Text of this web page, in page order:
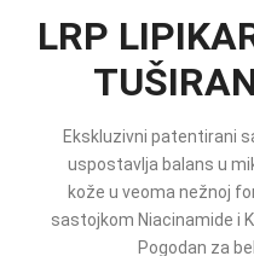
LRP
Ekskluzivni patentirani
uspostavlja balans u
kože u veoma nežnoj
sastojkom Niacinamide i
Pogodan za